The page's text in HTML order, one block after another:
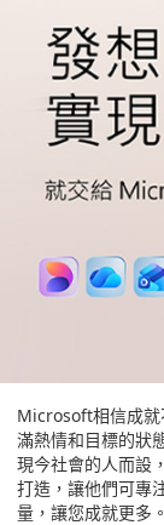
Microsoft相信成就
滿熱情和目標的狀
現今社會的人而設
打造，讓他們可專
量，讓您成就更多。